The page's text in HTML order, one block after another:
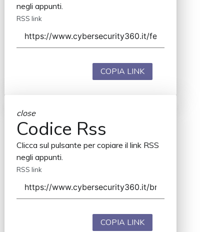
negli appunti.
RSS link
COPIA LINK
close
Codice Rss
Clicca sul pulsante per copiare il link RSS
negli appunti.
RSS link
COPIA LINK